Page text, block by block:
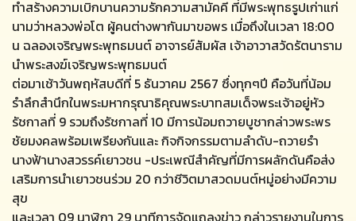
ทำสร้างความเบิกบานความรักความสามัคคี ที่มีพระพุทธรูปเก่าแก่
นามว่าหลวงพ่อโต ผู้คนต่างพากันมาขอพร เมื่อถึงในเวลา 18:00
น ฉลองเจริญพระพุทธมนต์ อาจารย์สัมผัส เจ้าอาวาสวัดรัตนาราม
นำพระสงฆ์เจริญพระพุทธมนต์
ต่อมาเช้าวันพฤหัสบดีที่ 5 ธันวาคม 2567 ซึ่งทุกๆปี คือวันที่น้อม
รำลึกสำนึกในพระมหากรุณาธิคุณพระบาทสมเด็จพระเจ้าอยู่หัว
รัชกาลที่ 9 รวมถึงรัชกาลที่ 10 มีการน้อมถวายบูชากล่าวพระพร
ชัยมงคลพร้อมเพรียงกันและ กิจกิจกรรมตามลำดับ-ถวายรำ
นางฟ้านางสวรรค์เยาวชน -ประเพณีสำคัญที่มีการผลักดันคือส่ง
เสริมการนำเยาวชนร่วม 20 กว่าชีวิตมาสวดมนต์หมู่อย่างมีความ
สุข
และเวลา 09 นาฬิกา 29 นาทีการจัดแถลงข่าว กล่าวรายงานในการ